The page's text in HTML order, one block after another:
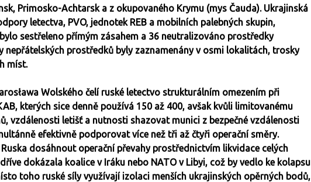
Primosko-Achtarsk a z okupovaného Krymu (mys Čauda). Ukrajinská
letectva, PVO, jednotek REB a mobilních palebných skupin,
sestřeleno přímým zásahem a 36 neutralizováno prostředky
nepřátelských prostředků byly zaznamenány v osmi lokalitách, trosky
míst.
Wolského čelí ruské letectvo strukturálním omezením při
kterých sice denně používá 150 až 400, avšak kvůli limitovanému
vzdálenosti letišť a nutnosti shazovat munici z bezpečné vzdálenosti
efektivně podporovat více než tři až čtyři operační směry.
dosáhnout operační převahy prostřednictvím likvidace celých
dokázala koalice v Iráku nebo NATO v Libyi, což by vedlo ke kolapsu
toho ruské síly využívají izolaci menších ukrajinských opěrných bodů,